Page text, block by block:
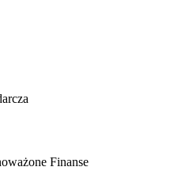
Finanse